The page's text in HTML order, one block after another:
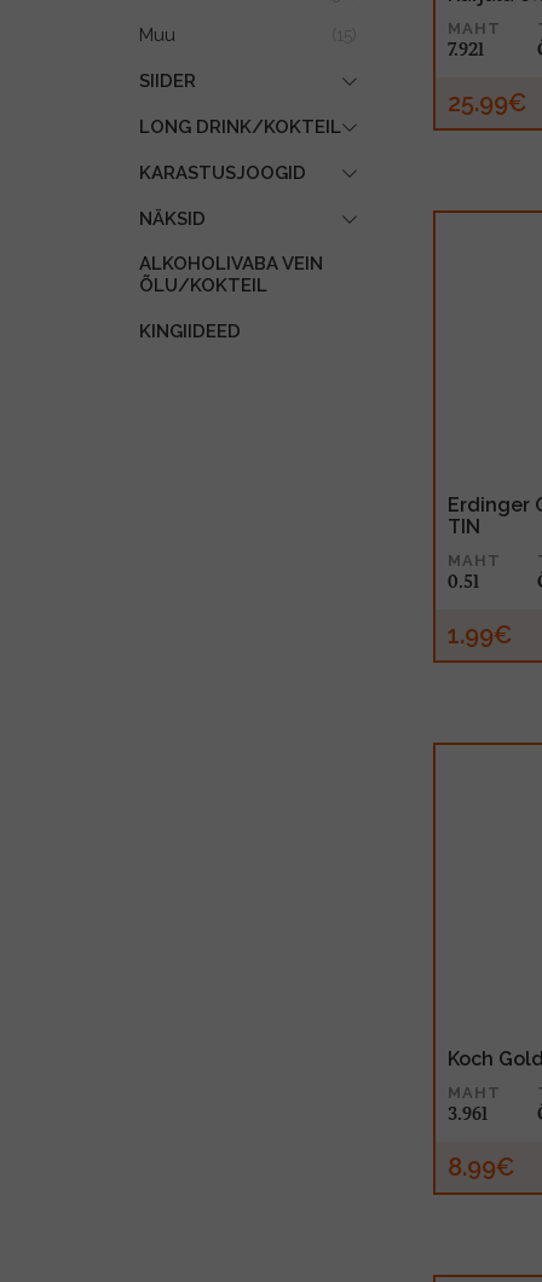
Muu
SIIDER
LONG DRINK/KOKTEIL
KARASTUSJOOGID
NÄKSID
ALKOHOLIVABA VEIN
ÕLU/KOKTEIL
KINGIIDEED
MAHT
7.92l
25.99€
Erdinger
TIN
MAHT
0.5l
1.99€
Koch
MAHT
3.96l
8.99€